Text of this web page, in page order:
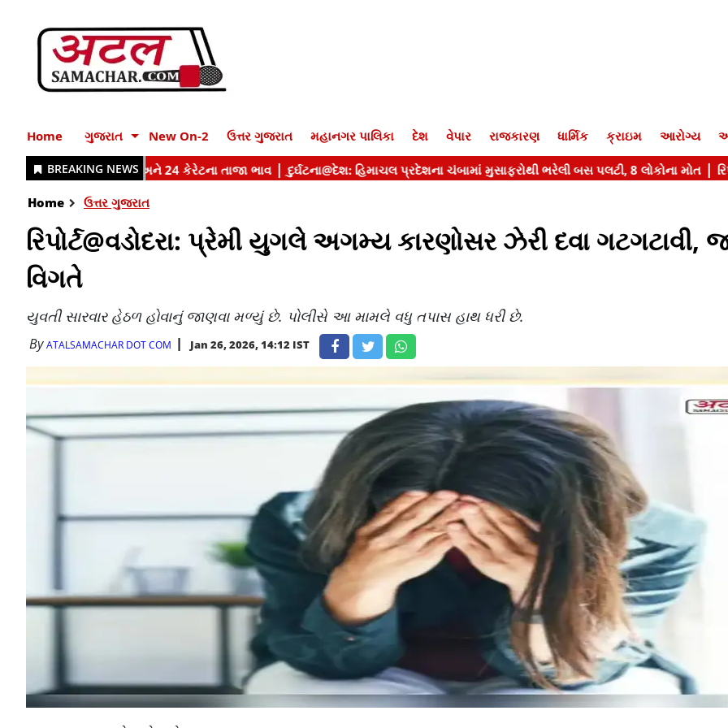
Home ગુજરાત New On-2 ઉત્તર ગુજરાત મહાનગર પાલિકા દેશ વેપાર રાજકારણ ધાર્મિક ક્રાઇમ આરોગ્ય
Home ઉત્તર ગુજરાત
રિપોર્ટ@વડોદરા: પ્રેમી યુગલે અગમ્ય કારણોસર ઝેરી દવા ગટગટાવી,
વિગતે
યુવતી સારવાર હેઠળ હોવાનું જાણવા મળ્યું છે. પોલીસે આ મામલે વધુ તપાસ હાથ ધરી છે.
ByATALSAMACHAR DOT COM Jan 26, 2026, 14:12 IST